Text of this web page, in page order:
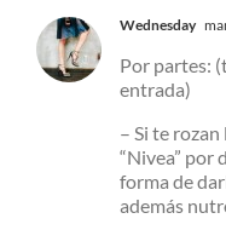
Wednesday
Por partes:
entrada)
– Si te
“Nivea” por
forma de
además